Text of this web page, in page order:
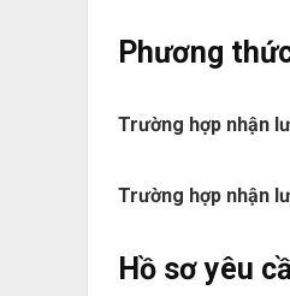
Phương
Trường hợp nhận
Trường hợp nhận
Hồ sơ yêu